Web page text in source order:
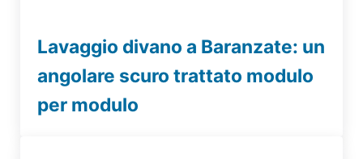
Lavaggio divano a Baranzate: un
angolare scuro trattato modulo
per modulo